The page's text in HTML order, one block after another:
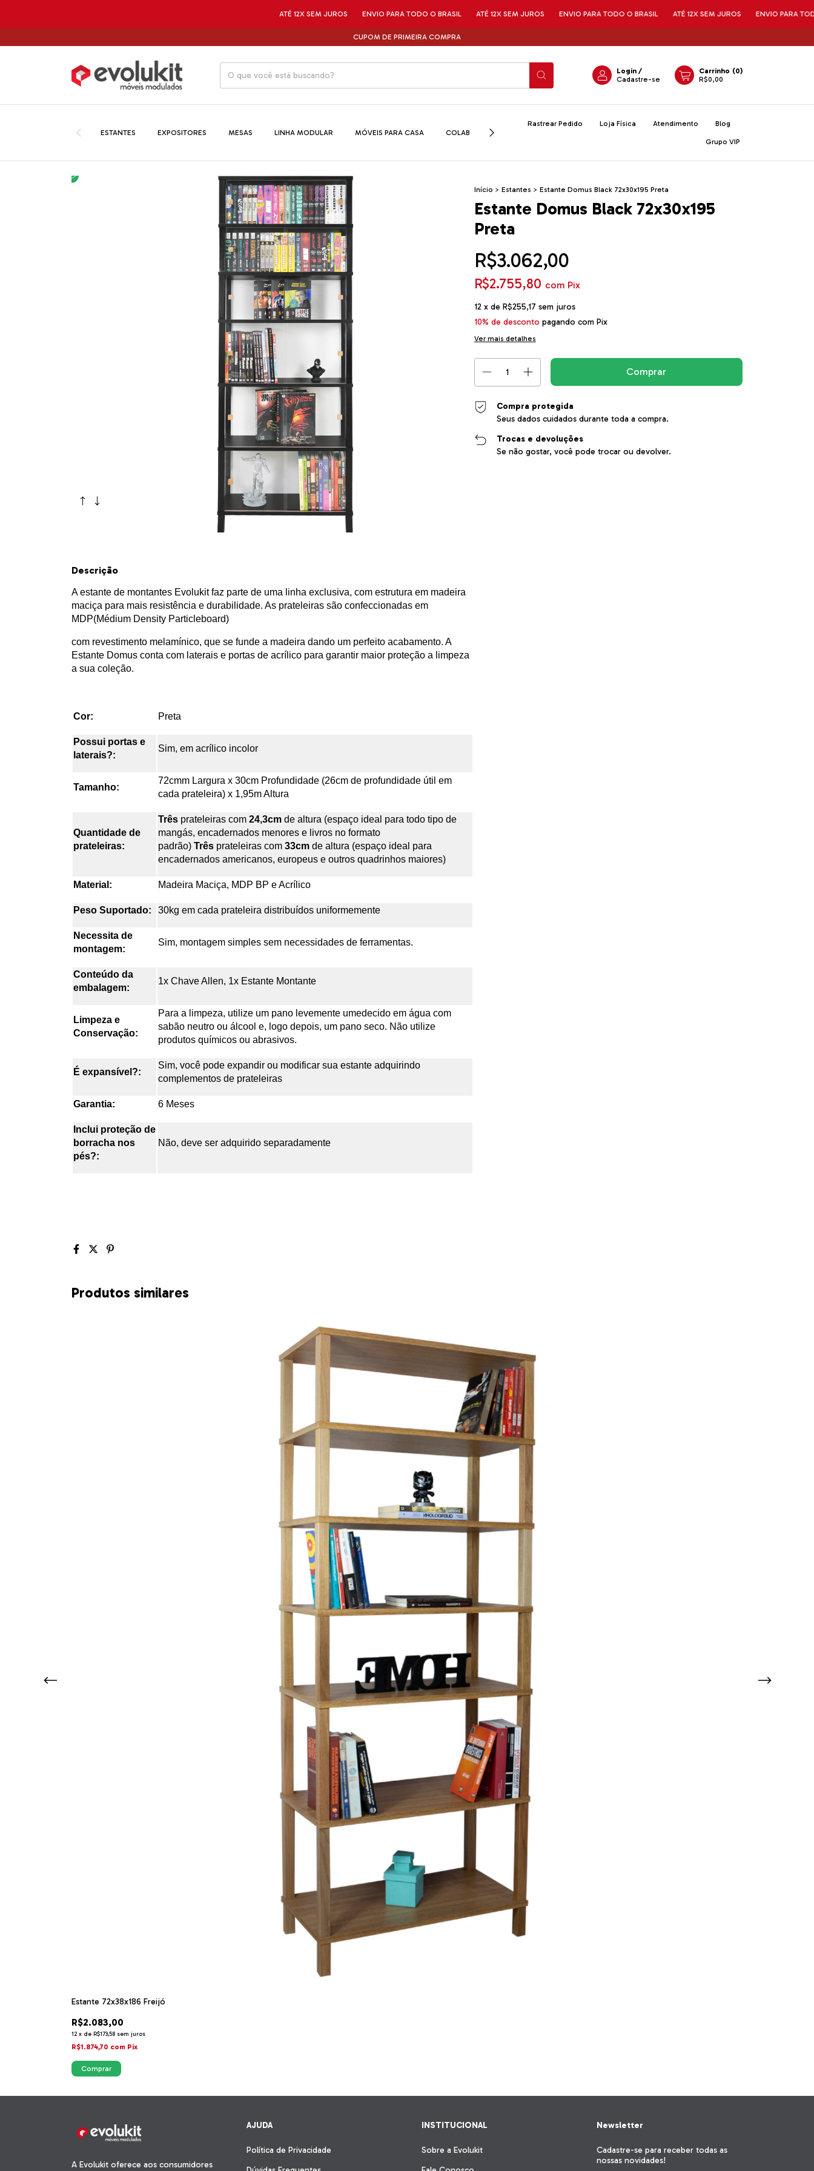
ATÉ 12X SEM JUROS ENVIO PARA TODO O BRASIL ATÉ 12X SEM JUROS ENVIO PARA TODO O BRASIL ATÉ 12X SEM JUROS ENVIO PARA TODO O BRASIL
CUPOM DE PRIMEIRA COMPRA
Login /
Cadastre-se
Carrinho (0)
R$0,00
ESTANTES EXPOSITORES MESAS LINHA MODULAR MÓVEIS PARA CASA COLAB SALDOS
Rastrear Pedido Loja Física Atendimento Blog
Grupo VIP
Início > Estantes > Estante Domus Black 72x30x195 Preta
Estante Domus Black 72x30x195
Preta
R$3.062,00
R$2.755,80 com Pix
12 x de R$255,17 sem juros
10% de desconto pagando com Pix
Ver mais detalhes
Compra protegida
Seus dados cuidados durante toda a compra.
Trocas e devoluções
Se não gostar, você pode trocar ou devolver.
Descrição
A estante de montantes Evolukit faz parte de uma linha exclusiva, com estrutura em madeira
maciça para mais resistência e durabilidade. As prateleiras são confeccionadas em
MDP(Médium Density Particleboard)
com revestimento melamínico, que se funde a madeira dando um perfeito acabamento. A
Estante Domus conta com laterais e portas de acrílico para garantir maior proteção a limpeza
a sua coleção.
Cor: Preta
Possui portas e
laterais?:
Sim, em acrílico incolor
Tamanho:
72cmm Largura x 30cm Profundidade (26cm de profundidade útil em
cada prateleira) x 1,95m Altura
Quantidade de
prateleiras:
Três prateleiras com 24,3cm de altura (espaço ideal para todo tipo de
mangás, encadernados menores e livros no formato
padrão) Três prateleiras com 33cm de altura (espaço ideal para
encadernados americanos, europeus e outros quadrinhos maiores)
Material: Madeira Maciça, MDP BP e Acrílico
Peso Suportado: 30kg em cada prateleira distribuídos uniformemente
Necessita de
montagem:
Sim, montagem simples sem necessidades de ferramentas.
Conteúdo da
embalagem:
1x Chave Allen, 1x Estante Montante
Limpeza e
Conservação:
Para a limpeza, utilize um pano levemente umedecido em água com
sabão neutro ou álcool e, logo depois, um pano seco. Não utilize
produtos químicos ou abrasivos.
É expansível?:
Sim, você pode expandir ou modificar sua estante adquirindo
complementos de prateleiras
Garantia: 6 Meses
Inclui proteção de
borracha nos
pés?:
Não, deve ser adquirido separadamente
Produtos similares
Estante 72x38x186 Freijó
R$2.083,00
12 x de R$173,58 sem juros
R$1.874,70 com Pix
A Evolukit oferece aos consumidores
AJUDA
Política de Privacidade
INSTITUCIONAL
Sobre a Evolukit
Newsletter
Cadastre-se para receber todas as
nossas novidades!